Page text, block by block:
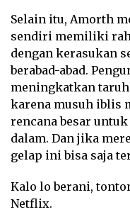
Selain itu, Amorth
sendiri memiliki
dengan kerasukan
berabad-abad.
meningkatkan
karena musuh iblis
rencana besar
dalam. Dan jika
gelap ini bisa saja
Kalo lo berani,
Netflix.